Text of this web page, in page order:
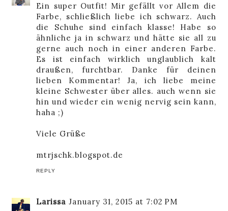
Ein super Outfit! Mir gefällt vor Allem die
Farbe, schließlich liebe ich schwarz. Auch
die Schuhe sind einfach klasse! Habe so
ähnliche ja in schwarz und hätte sie all zu
gerne auch noch in einer anderen Farbe.
Es ist einfach wirklich unglaublich kalt
draußen, furchtbar. Danke für deinen
lieben Kommentar! Ja, ich liebe meine
kleine Schwester über alles. auch wenn sie
hin und wieder ein wenig nervig sein kann,
haha ;)
Viele Grüße
mtrjschk.blogspot.de
REPLY
Larissa January 31, 2015 at 7:02 PM